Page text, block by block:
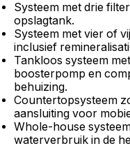
Systeem met drie
opslagtank.
Systeem met vier of
inclusief
Tankloos systeem
boosterpomp en
behuizing.
Countertopsysteem
aansluiting voor
Whole-house
waterverbruik in de